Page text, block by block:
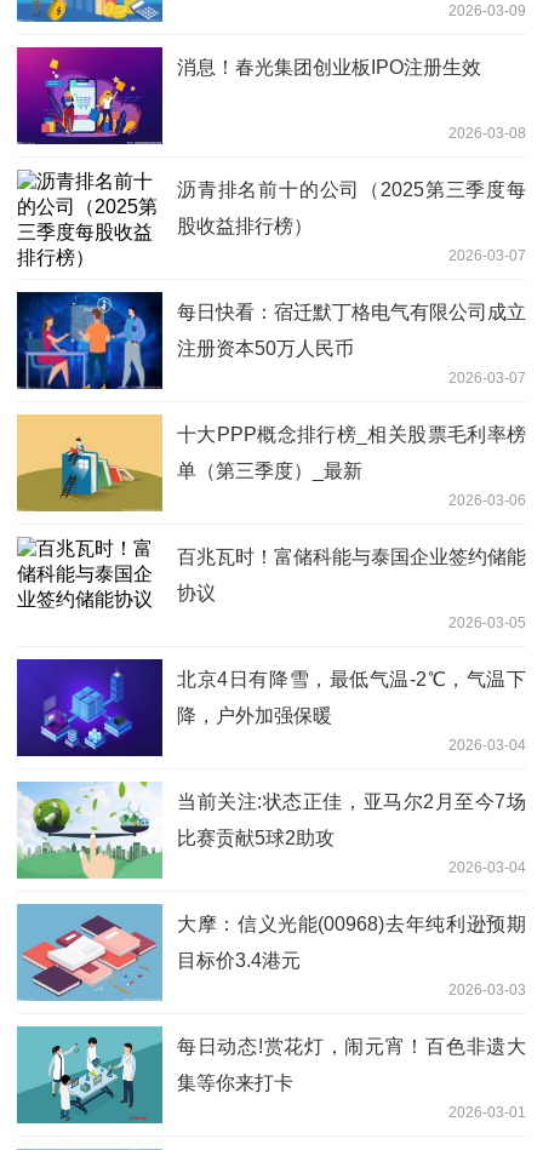
2026-03-09
消息！春光集团创业板IPO注册生效
2026-03-08
沥青排名前十的公司（2025第三季度每
股收益排行榜）
2026-03-07
每日快看：宿迁默丁格电气有限公司成立
注册资本50万人民币
2026-03-07
十大PPP概念排行榜_相关股票毛利率榜
单（第三季度）_最新
2026-03-06
百兆瓦时！富储科能与泰国企业签约储能
协议
2026-03-05
北京4日有降雪，最低气温-2℃，气温下
降，户外加强保暖
2026-03-04
当前关注:状态正佳，亚马尔2月至今7场
比赛贡献5球2助攻
2026-03-04
大摩：信义光能(00968)去年纯利逊预期
目标价3.4港元
2026-03-03
每日动态!赏花灯，闹元宵！百色非遗大
集等你来打卡
2026-03-01